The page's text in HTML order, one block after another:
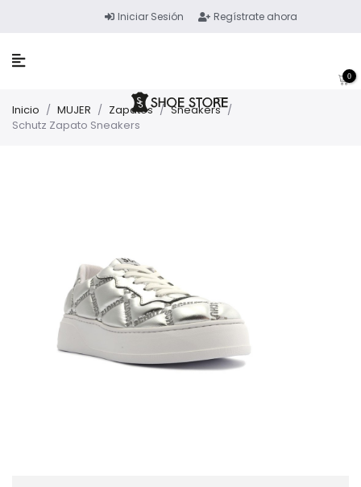
Iniciar Sesión Regístrate ahora
0
Inicio / MUJER / Zapatos / Sneakers /
Schutz Zapato Sneakers